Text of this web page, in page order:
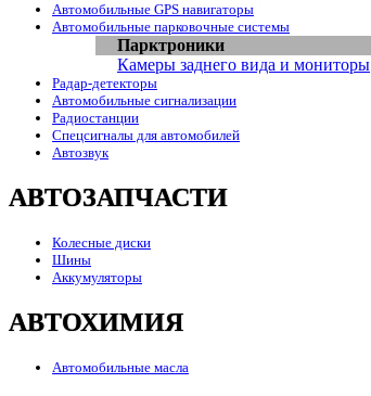
Автомобильные GPS навигаторы
Автомобильные парковочные системы
Парктроники
Камеры заднего вида и мониторы
Радар-детекторы
Автомобильные сигнализации
Радиостанции
Спецсигналы для автомобилей
Автозвук
АВТОЗАПЧАСТИ
Колесные диски
Шины
Аккумуляторы
АВТОХИМИЯ
Автомобильные масла